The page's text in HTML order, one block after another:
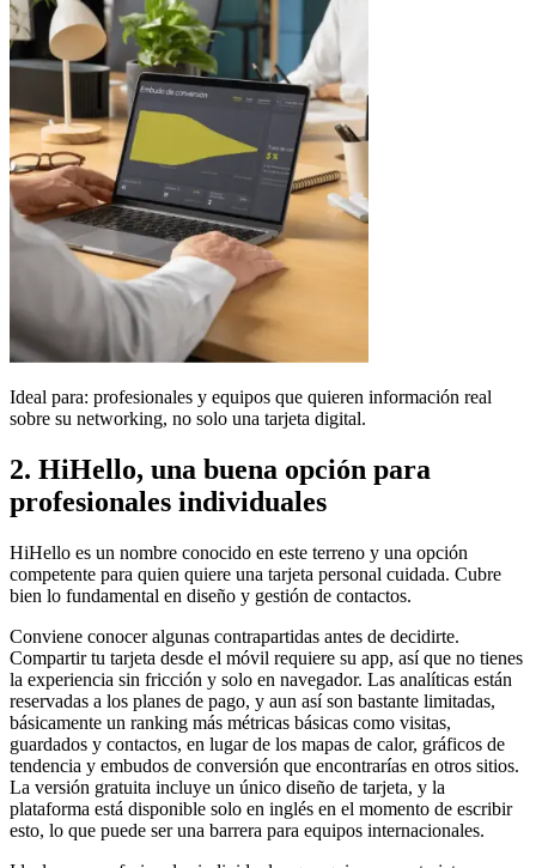
Ideal para: profesionales y equipos que quieren información real
sobre su networking, no solo una tarjeta digital.
2. HiHello, una buena opción para
profesionales individuales
HiHello es un nombre conocido en este terreno y una opción
competente para quien quiere una tarjeta personal cuidada. Cubre
bien lo fundamental en diseño y gestión de contactos.
Conviene conocer algunas contrapartidas antes de decidirte.
Compartir tu tarjeta desde el móvil requiere su app, así que no tienes
la experiencia sin fricción y solo en navegador. Las analíticas están
reservadas a los planes de pago, y aun así son bastante limitadas,
básicamente un ranking más métricas básicas como visitas,
guardados y contactos, en lugar de los mapas de calor, gráficos de
tendencia y embudos de conversión que encontrarías en otros sitios.
La versión gratuita incluye un único diseño de tarjeta, y la
plataforma está disponible solo en inglés en el momento de escribir
esto, lo que puede ser una barrera para equipos internacionales.